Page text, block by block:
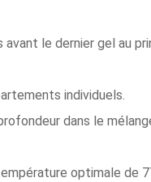
le dernier gel au
individuels.
dans le
optimale de